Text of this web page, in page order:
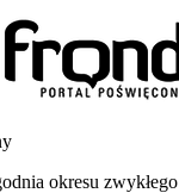
okresu zwykłego